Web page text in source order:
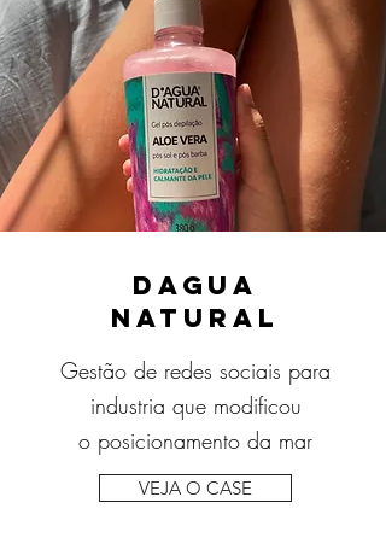
Dagua
Natural
Gestão de redes sociais para
industria que modificou
o posicionamento da mar
VEJA O CASE